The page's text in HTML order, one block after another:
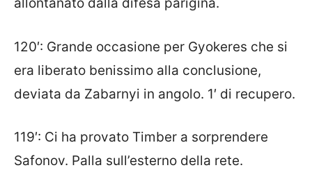
allontanato dalla difesa parigina.
120′: Grande occasione per Gyokeres che si
era liberato benissimo alla conclusione,
deviata da Zabarnyi in angolo. 1′ di recupero.
119′: Ci ha provato Timber a sorprendere
Safonov. Palla sull’esterno della rete.